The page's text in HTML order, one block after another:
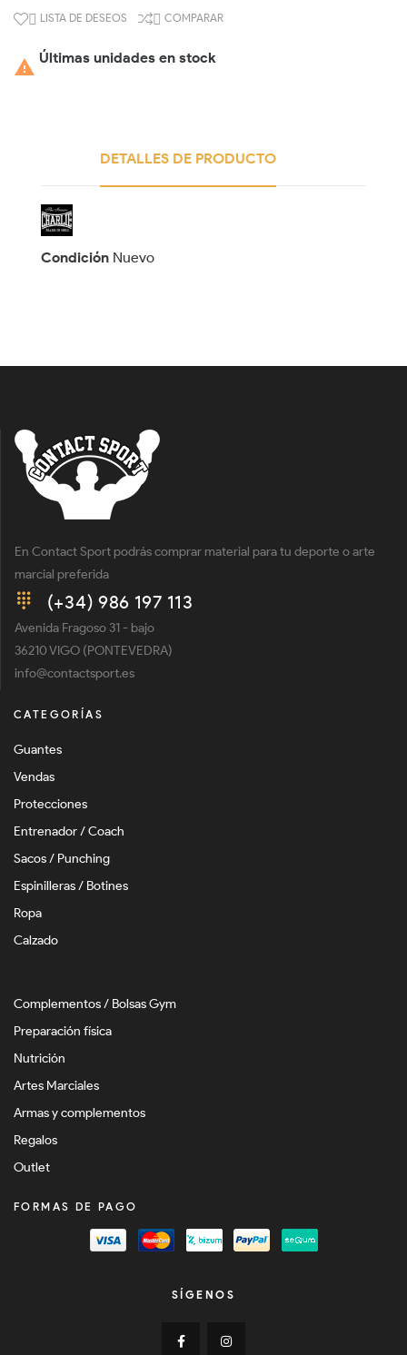
 LISTA DE DESEOS  COMPARAR
 Últimas unidades en stock
DETALLES DE PRODUCTO
Condición Nuevo
En Contact Sport podrás comprar material para tu deporte o arte
marcial preferida
(+34) 986 197 113
Avenida Fragoso 31 - bajo
36210 VIGO (PONTEVEDRA)
info@contactsport.es
CATEGORÍAS
Guantes
Vendas
Protecciones
Entrenador / Coach
Sacos / Punching
Espinilleras / Botines
Ropa
Calzado
Complementos / Bolsas Gym
Preparación física
Nutrición
Artes Marciales
Armas y complementos
Regalos
Outlet
FORMAS DE PAGO
SÍGENOS